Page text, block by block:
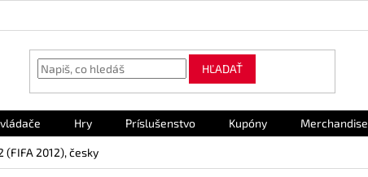
HĽADAŤ
Hry Príslušenstvo Kupóny Merchandise
(FIFA 2012), česky